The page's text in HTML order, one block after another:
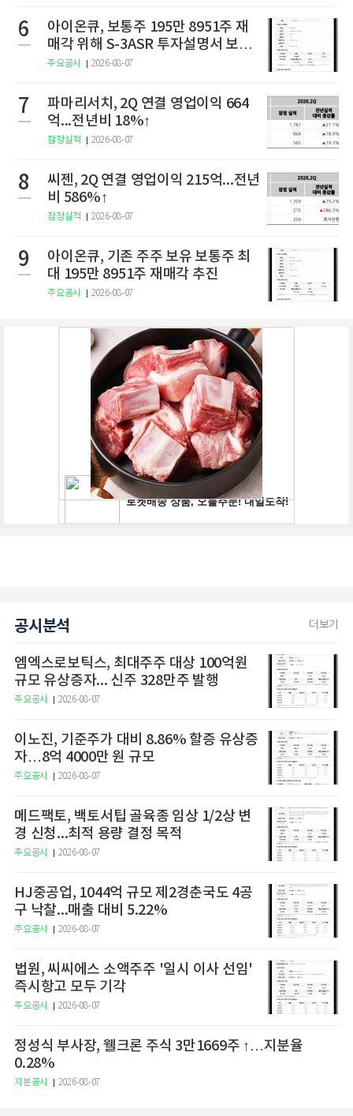
6
아이온큐, 보통주 195만 8951주 재
매각 위해 S-3ASR 투자설명서 보충
서 제출
주요공시 2026-08-07
7
파마리서치, 2Q 연결 영업이익 664
억...전년비 18%↑
잠정실적 2026-08-07
8
씨젠, 2Q 연결 영업이익 215억...전년
비 586%↑
잠정실적 2026-08-07
9
아이온큐, 기존 주주 보유 보통주 최
대 195만 8951주 재매각 추진
주요공시 2026-08-07
공시분석 더보기
엠엑스로보틱스, 최대주주 대상 100억원
규모 유상증자... 신주 328만주 발행
주요공시 2026-08-07
이노진, 기준주가 대비 8.86% 할증 유상증
자…8억 4000만 원 규모
주요공시 2026-08-07
메드팩토, 백토서팁 골육종 임상 1/2상 변
경 신청...최적 용량 결정 목적
주요공시 2026-08-07
HJ중공업, 1044억 규모 제2경춘국도 4공
구 낙찰...매출 대비 5.22%
주요공시 2026-08-07
법원, 씨씨에스 소액주주 '일시 이사 선임'
즉시항고 모두 기각
주요공시 2026-08-07
정성식 부사장, 웰크론 주식 3만1669주 ↑…지분율
0.28%
지분공시 2026-08-07